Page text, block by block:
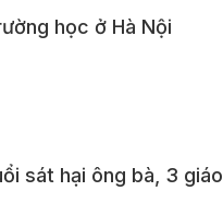
học ở Hà Nội
sát hại ông bà, 3 giáo